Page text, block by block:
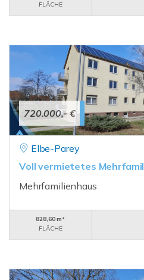
FLÄCHE
720.000,- €
Elbe-Parey
Voll vermietetes
Mehrfamilienhaus
828,60 m²
FLÄCHE